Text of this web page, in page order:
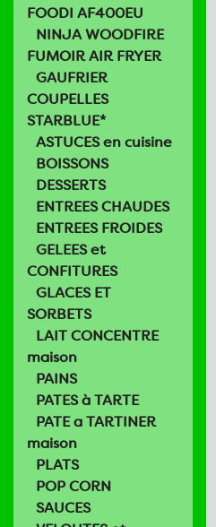
FOODI AF400EU
NINJA WOODFIRE
FUMOIR AIR FRYER
GAUFRIER
COUPELLES
STARBLUE*
ASTUCES en cuisine
BOISSONS
DESSERTS
ENTREES CHAUDES
ENTREES FROIDES
GELEES et
CONFITURES
GLACES ET
SORBETS
LAIT CONCENTRE
maison
PAINS
PATES à TARTE
PATE a TARTINER
maison
PLATS
POP CORN
SAUCES